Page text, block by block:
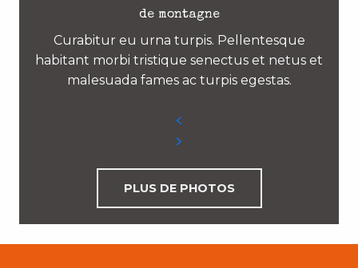
de montagne
Curabitur eu urna turpis. Pellentesque
habitant morbi tristique senectus et netus et
malesuada fames ac turpis egestas.
PLUS DE PHOTOS